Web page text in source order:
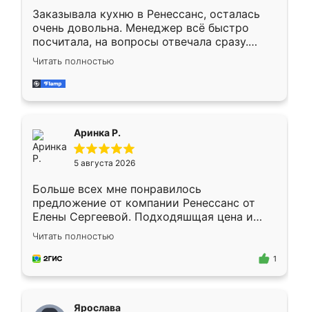
Заказывала кухню в Ренессанс, осталась
очень довольна. Менеджер всё быстро
посчитала, на вопросы отвечала сразу.
Замерщик приехал в субботу, подошёл к
делу со всей ответственностью. Собрали
за день, ребята работали аккуратно, даже
Читать полностью
Аринка Р.
5 августа 2026
Больше всех мне понравилось
предложение от компании Ренессанс от
Елены Сергеевой. Подходяшщая цена и
короткие сроки изготовления. Приехавший
для замера сотрудник Владислав
предложил по моему эскизу самый
Читать полностью
1
Ярослава